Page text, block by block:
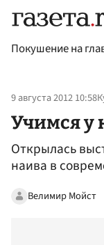
Покушение на
9 августа 2012 10:58
Учимся у
Открылась
наива в
Велимир Мойст